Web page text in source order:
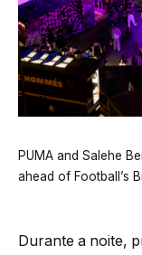
PUMA and Salehe
ahead of Football’s
Durante a noite,